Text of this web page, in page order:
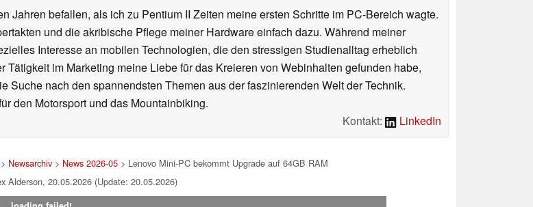
Jahren befallen, als ich zu Pentium II Zeiten meine ersten Schritte im PC-Bereich wagte.
und die akribische Pflege meiner Hardware einfach dazu. Während meiner
Interesse an mobilen Technologien, die den stressigen Studienalltag erheblich
im Marketing meine Liebe für das Kreieren von Webinhalten gefunden habe,
nach den spannendsten Themen aus der faszinierenden Welt der Technik.
den Motorsport und das Mountainbiking.
Kontakt:
LinkedIn
> Newsarchiv > News 2026-05 > Lenovo Mini-PC bekommt Upgrade auf 64GB RAM
Alderson, 20.05.2026 (Update: 20.05.2026)